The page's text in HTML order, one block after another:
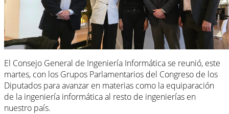
El Consejo General de Ingeniería Informática se reunió, este
martes, con los Grupos Parlamentarios del Congreso de los
Diputados para avanzar en materias como la equiparación
de la ingeniería informática al resto de ingenierías en
nuestro país.